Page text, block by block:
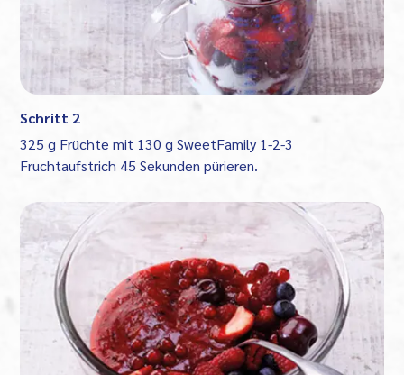
Schritt 2
325 g Früchte mit 130 g SweetFamily 1-2-3
Fruchtaufstrich 45 Sekunden pürieren.